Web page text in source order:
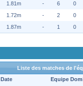
1.81m - 6
0
1.72m - 2
0
1.87m - 1 0
Liste des matches de
Date
Equipe